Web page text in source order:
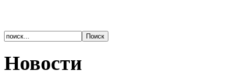
Новости